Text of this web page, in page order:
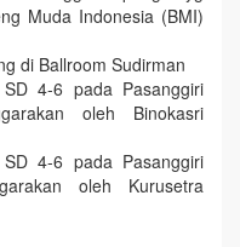
Muda Indonesia (BMI)
di Ballroom Sudirman
4-6 pada Pasanggiri
oleh Binokasri
4-6 pada Pasanggiri
oleh Kurusetra